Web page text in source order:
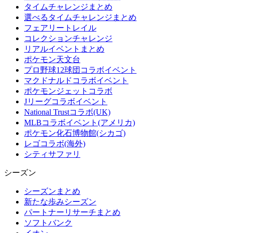
タイムチャレンジまとめ
選べるタイムチャレンジまとめ
フェアリートレイル
コレクションチャレンジ
リアルイベントまとめ
ポケモン天文台
プロ野球12球団コラボイベント
マクドナルドコラボイベント
ポケモンジェットコラボ
Jリーグコラボイベント
National Trustコラボ(UK)
MLBコラボイベント(アメリカ)
ポケモン化石博物館(シカゴ)
レゴコラボ(海外)
シティサファリ
シーズン
シーズンまとめ
新たな歩みシーズン
パートナーリサーチまとめ
ソフトバンク